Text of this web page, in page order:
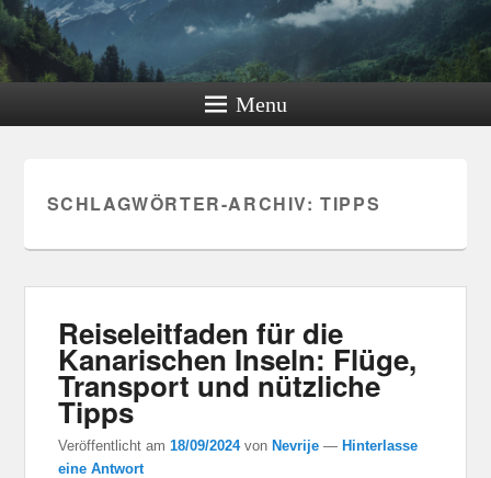
Menu
SCHLAGWÖRTER-ARCHIV:TIPPS
Reiseleitfaden für die
Kanarischen Inseln: Flüge,
Transport und nützliche
Tipps
Veröffentlicht am18/09/2024 von Nevrije — Hinterlasse
eine Antwort